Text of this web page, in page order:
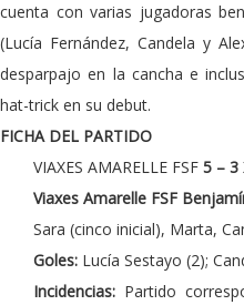
cuenta con varias jugadoras
(Lucía Fernández, Candela y
desparpajo en la cancha e
hat-trick en su debut.
FICHA DEL PARTIDO
VIAXES AMARELLE FSF 5 – 3
Viaxes Amarelle FSF
Sara (cinco inicial), Marta,
Goles: Lucía Sestayo (2);
Incidencias: Partido